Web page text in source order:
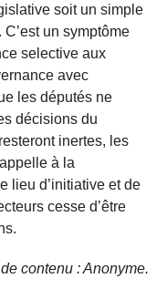
soit un simple
un symptôme
selective aux
avec
les députés ne
décisions du
inertes, les
à la
lieu d’initiative et de
cesse d’être
contenu : Anonyme.